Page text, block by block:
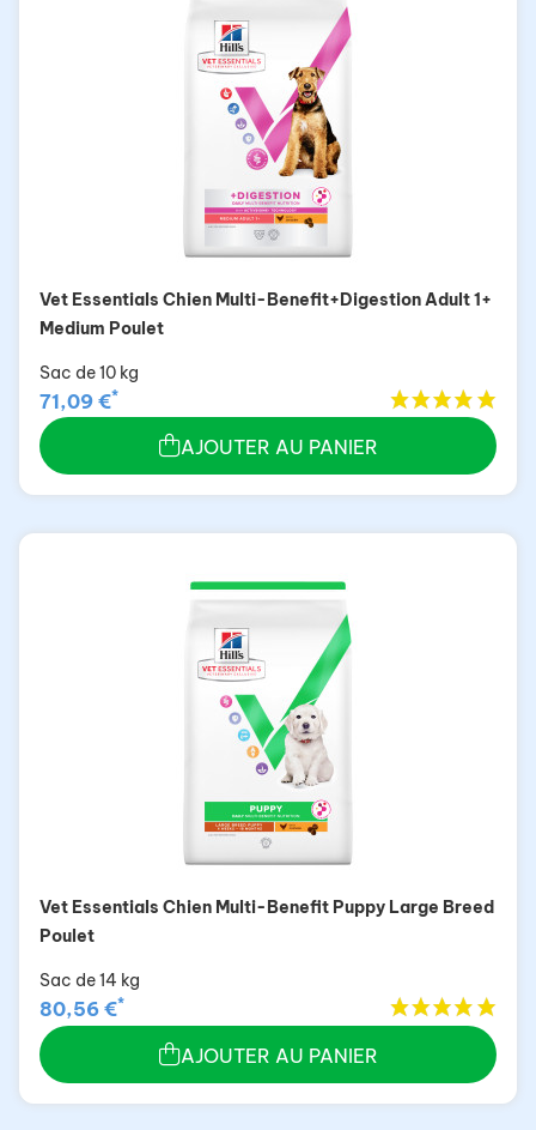
Vet Essentials Chien Multi-Benefit+Digestion Adult 1+
Medium Poulet
Sac de 10 kg
71,09 €*
AJOUTER AU PANIER
Vet Essentials Chien Multi-Benefit Puppy Large Breed
Poulet
Sac de 14 kg
80,56 €*
AJOUTER AU PANIER